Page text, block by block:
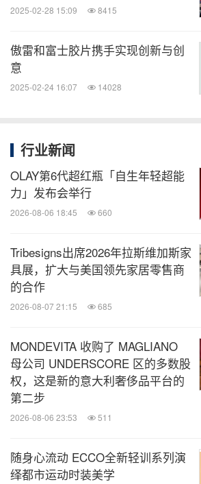
2025-02-28 15:09 8415
傲雷和富士胶片携手实现创新与创
意
2025-02-24 16:07 14028
行业新闻
OLAY第6代超红瓶「自生年轻超能
力」发布会举行
2026-08-06 18:45 660
Tribesigns出席2026年拉斯维加斯家
具展，扩大与美国领先家居零售商
的合作
2026-08-07 21:15 685
MONDEVITA 收购了 MAGLIANO
母公司 UNDERSCORE 区的多数股
权，这是新的意大利奢侈品平台的
第二步
2026-08-06 23:53 511
随身心流动 ECCO全新轻训系列演
绎都市运动时装美学